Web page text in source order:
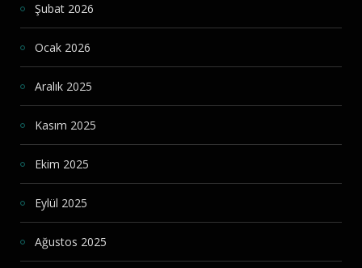
Şubat 2026
Ocak 2026
Aralık 2025
Kasım 2025
Ekim 2025
Eylül 2025
Ağustos 2025